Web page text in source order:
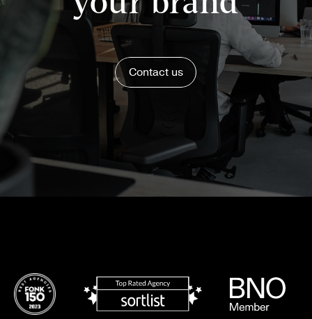
Contact us